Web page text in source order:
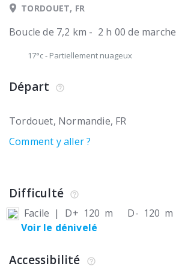
TORDOUET, FR
Boucle de 7,2 km - 2 h 00 de marche
17°c- Partiellement nuageux
Départ
Tordouet Normandie FR
Comment y aller ?
Difficulté
Facile | D+ 120 m D- 120 m
Voir le dénivelé
Accessibilité